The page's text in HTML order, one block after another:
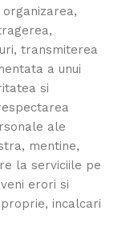
transmiterea
a unui
si
ale
mentine,
la serviciile pe
erori si
incalcari